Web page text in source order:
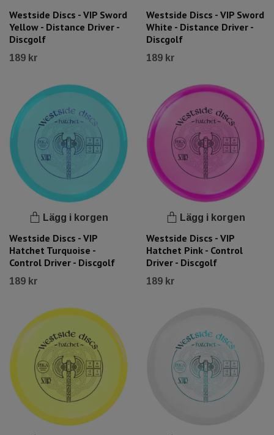
Westside Discs - VIP Sword
Yellow - Distance Driver -
Discgolf
189 kr
Westside Discs - VIP Sword
White - Distance Driver -
Discgolf
189 kr
Lägg i korgen
Westside Discs - VIP
Hatchet Turquoise -
Control Driver - Discgolf
189 kr
Lägg i korgen
Westside Discs - VIP
Hatchet Pink - Control
Driver - Discgolf
189 kr